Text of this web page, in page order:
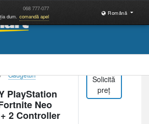
068 777-077
dum. comandă apel
Română
Gadgeturi
PlayStation
Neo
2 Controller
Solicită
preț